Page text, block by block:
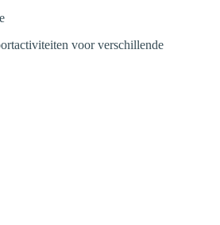
voor verschillende